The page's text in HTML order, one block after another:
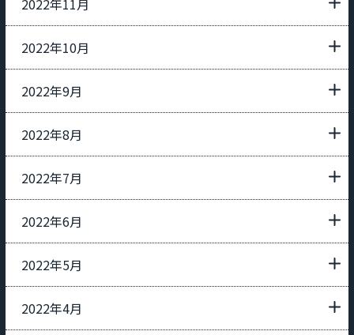
2022年10月
2022年9月
2022年8月
2022年7月
2022年6月
2022年5月
2022年4月